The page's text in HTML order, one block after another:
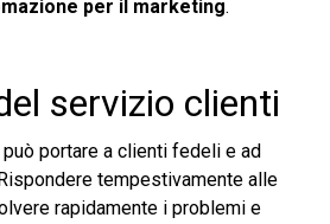
per il marketing.
servizio clienti
portare a clienti fedeli e ad
tempestivamente alle
rapidamente i problemi e